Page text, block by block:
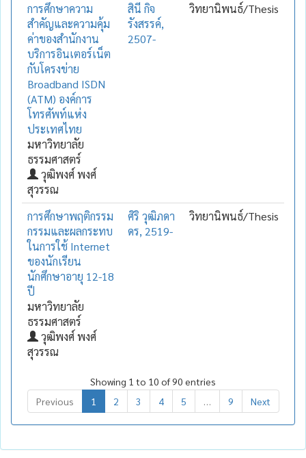
การศึกษาความ
สำคัญและความคุ้ม
ค่าของสำนักงาน
บริการอินเตอร์เน็ต
กับโครงข่าย
Broadband ISDN
(ATM) องค์การ
โทรศัพท์แห่ง
ประเทศไทย
มหาวิทยาลัย
ธรรมศาสตร์
วุฒิพงศ์ พงศ์
สุวรรณ
สินี กิจ
รังสรรค์,
2507-
วิทยานิพนธ์/Thesis
การศึกษาพฤติกรรม
กรรมและผลกระทบ
ในการใช้ Internet
ของนักเรียน
นักศึกษาอายุ 12-18
ปี
มหาวิทยาลัย
ธรรมศาสตร์
วุฒิพงศ์ พงศ์
สุวรรณ
ศิริ วุฒิภดา
ดร, 2519-
วิทยานิพนธ์/Thesis
Showing 1 to 10 of 90 entries
Previous
1 2 3 4 5 9 Next